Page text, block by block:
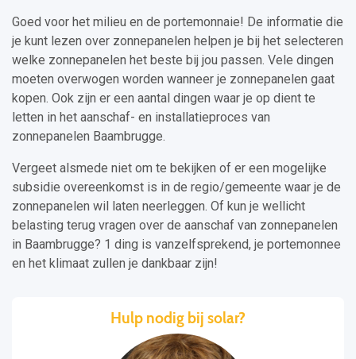
Goed voor het milieu en de portemonnaie! De informatie die
je kunt lezen over zonnepanelen helpen je bij het selecteren
welke zonnepanelen het beste bij jou passen. Vele dingen
moeten overwogen worden wanneer je zonnepanelen gaat
kopen. Ook zijn er een aantal dingen waar je op dient te
letten in het aanschaf- en installatieproces van
zonnepanelen Baambrugge.
Vergeet alsmede niet om te bekijken of er een mogelijke
subsidie overeenkomst is in de regio/gemeente waar je de
zonnepanelen wil laten neerleggen. Of kun je wellicht
belasting terug vragen over de aanschaf van zonnepanelen
in Baambrugge? 1 ding is vanzelfsprekend, je portemonnee
en het klimaat zullen je dankbaar zijn!
Hulp nodig bij solar?